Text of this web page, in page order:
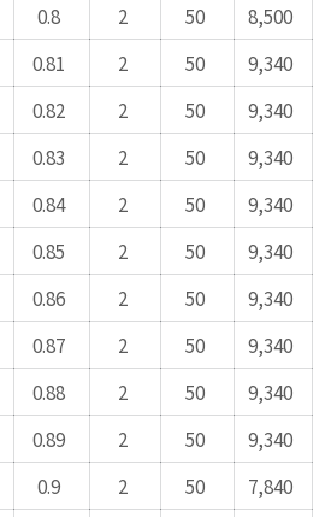
0.8 2 50
8,500
0.81 2 50
9,340
0.82 2 50
9,340
0.83 2 50
9,340
0.84 2 50
9,340
0.85 2 50
9,340
0.86 2 50
9,340
0.87 2 50
9,340
0.88 2 50
9,340
0.89 2 50
9,340
0.9 2 50
7,840